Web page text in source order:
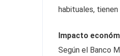
habituales,
Impacto
Según el Banco